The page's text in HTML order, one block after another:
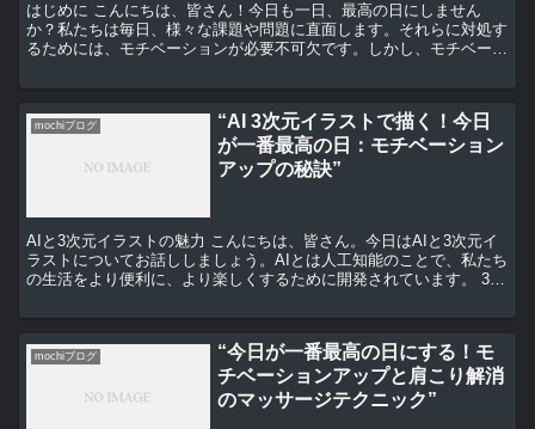
はじめに こんにちは、皆さん！今日も一日、最高の日にしません
か？私たちは毎日、様々な課題や問題に直面します。それらに対処す
るためには、モチベーションが必要不可欠です。しかし、モチベーシ
mochiブログ
“AI 3次元イラストで描く！今日
が一番最高の日：モチベーション
アップの秘訣”
AIと3次元イラストの魅力 こんにちは、皆さん。今日はAIと3次元イ
ラストについてお話ししましょう。AIとは人工知能のことで、私たち
の生活をより便利に、より楽しくするために開発されています。 3次
mochiブログ
“今日が一番最高の日にする！モ
チベーションアップと肩こり解消
のマッサージテクニック”